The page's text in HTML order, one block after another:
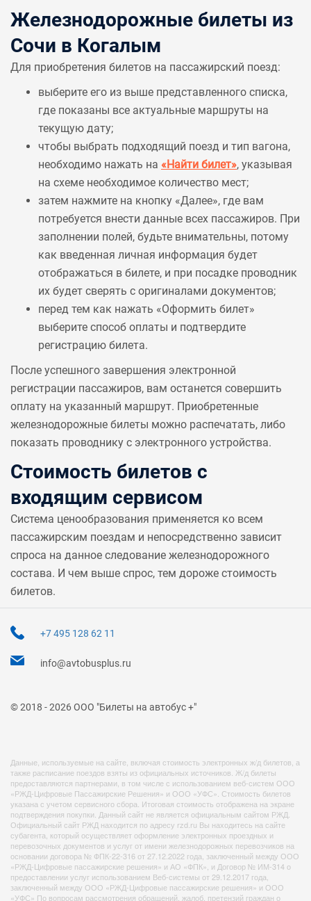
Железнодорожные билеты из
Сочи в Когалым
Для приобретения билетов на пассажирский поезд:
выберите его из выше представленного списка,
где показаны все актуальные маршруты на
текущую дату;
чтобы выбрать подходящий поезд и тип вагона,
необходимо нажать на «Найти билет», указывая
на схеме необходимое количество мест;
затем нажмите на кнопку «Далее», где вам
потребуется внести данные всех пассажиров. При
заполнении полей, будьте внимательны, потому
как введенная личная информация будет
отображаться в билете, и при посадке проводник
их будет сверять с оригиналами документов;
перед тем как нажать «Оформить билет»
выберите способ оплаты и подтвердите
регистрацию билета.
После успешного завершения электронной
регистрации пассажиров, вам останется совершить
оплату на указанный маршрут. Приобретенные
железнодорожные билеты можно распечатать, либо
показать проводнику с электронного устройства.
Стоимость билетов с
входящим сервисом
Система ценообразования применяется ко всем
пассажирским поездам и непосредственно зависит
спроса на данное следование железнодорожного
состава. И чем выше спрос, тем дороже стоимость
билетов.
+7 495 128 62 11
info@avtobusplus.ru
© 2018 - 2026 ООО "Билеты на автобус +"
Данные, используемые на сайте, включая стоимость электронных ж/д билетов, а
также расписание поездов взяты из официальных источников. Ж/д билеты
предоставляются партнерами, в том числе с использованием веб-систем ООО
«РЖД-Цифровые Пассажирские Решения» и ООО «УФС». Стоимость билетов
указана с учетом сервисного сбора. Итоговая стоимость отображена на экране
подтверждения покупки. Данный сайт не является официальным сайтом РЖД.
Официальный сайт РЖД находится по адресу rzd.ru Вы находитесь на сайте
субагента, который осуществляет оформление электронных проездных и
перевозочных документов и услуг от имени железнодорожных перевозчиков на
основании договора № ФПК-22-316 от 27.12.2022 года, заключенный между ООО
«РЖД-Цифровые пассажирские решения» и АО «ФПК», и Договор № ИМ-314 о
предоставлении услуг использованием Веб-системы от 29.12.2017 года,
заключенный между ООО «РЖД-Цифровые пассажирские решения» и ООО
«УФС» По вопросам рассмотрения обращений, жалоб, претензий граждан о